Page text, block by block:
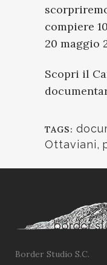
compiere
20 maggio
Scopri il
TAGS:
Ottaviani,
Border Studio S.C.